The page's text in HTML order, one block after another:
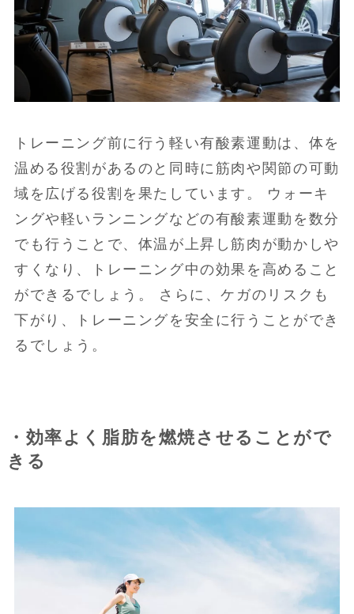
トレーニング前に行う軽い有酸素運動は、体を
温める役割があるのと同時に筋肉や関節の可動
域を広げる役割を果たしています。 ウォーキ
ングや軽いランニングなどの有酸素運動を数分
でも行うことで、体温が上昇し筋肉が動かしや
すくなり、トレーニング中の効果を高めること
ができるでしょう。 さらに、ケガのリスクも
下がり、トレーニングを安全に行うことができ
るでしょう。
・効率よく脂肪を燃焼させることがで
きる